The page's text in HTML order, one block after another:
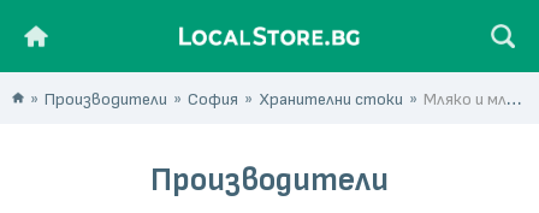
Производители София Хранителни стоки Мляко и млечни продукти
Производители